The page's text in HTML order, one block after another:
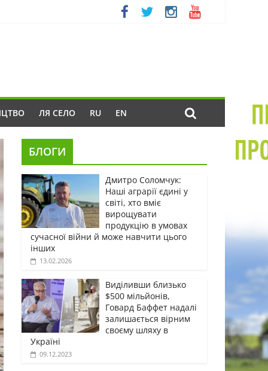
ЛЯ СЕЛО RU EN
БЛОГИ
Дмитро Соломчук:
Наші аграрії єдині у
світі, хто вміє
вирощувати
продукцію в умовах
сучасної війни й може навчити цього
інших
13.02.2026
Виділивши близько
$500 мільйонів,
Говард Баффет надалі
залишається вірним
своєму шляху в
Україні
09.12.2023